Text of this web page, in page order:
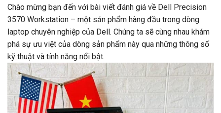
Chào mừng bạn đến với bài viết đánh giá về Dell Precision
3570 Workstation – một sản phẩm hàng đầu trong dòng
laptop chuyên nghiệp của Dell. Chúng ta sẽ cùng nhau khám
phá sự ưu việt của dòng sản phẩm này qua những thông số
kỹ thuật và tính năng nổi bật.